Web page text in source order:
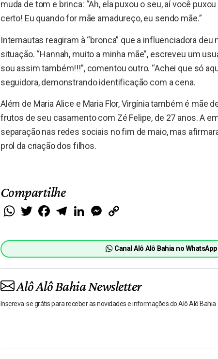
muda de tom e brinca: “Ah, ela puxou o seu, aí você
certo! Eu quando for mãe amadureço, eu sendo mãe.”
Internautas reagiram à “bronca” que a influenciadora
situação. “Hannah, muito a minha mãe”, escreveu um
sou assim também!!!”, comentou outro. “Achei que só
seguidora, demonstrando identificação com a cena.
Além de Maria Alice e Maria Flor, Virgínia também é mãe
frutos de seu casamento com Zé Felipe, de 27 anos. A
separação nas redes sociais no fim de maio, mas
prol da criação dos filhos.
Compartilhe
WhatsApp
Twitter FacebookTelegramLinkedIn Messenger
Canal Alô Alô Bahia no
Alô Alô Bahia Newsletter
Inscreva-se grátis para receber as novidades e informações do Alô Alô Bahia